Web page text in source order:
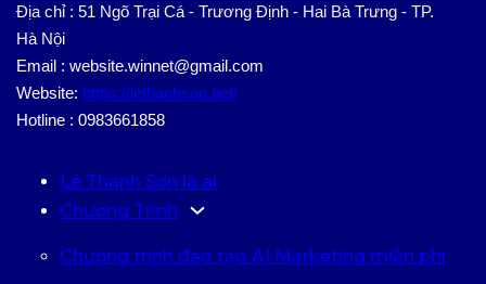
Địa chỉ : 51 Ngõ Trại Cá - Trương Định - Hai Bà Trưng - TP.
Hà Nội
Email : website.winnet@gmail.com
Website: https://lethanhson.net/
Hotline : 0983661858
Lê Thanh Sơn là ai
Chương Trình
Chương trình đào tạo AI Marketing miễn phí